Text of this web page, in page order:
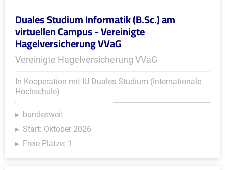
Duales Studium Informatik (B.Sc.) am
virtuellen Campus - Vereinigte
Hagelversicherung VVaG
Vereinigte Hagelversicherung VVaG
In Kooperation mit IU Duales Studium (Internationale
Hochschule)
bundesweit
Start: Oktober 2026
Freie Plätze: 1